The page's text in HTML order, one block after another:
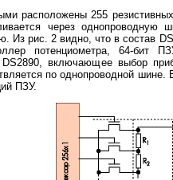
255 резистивных
через однопроводную
Из рис. 2 видно, что в состав
потенциометра, 64-бит
включающее выбор
по однопроводной
ПЗУ.